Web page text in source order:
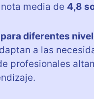
media de 4,8
diferentes
a las
profesionales